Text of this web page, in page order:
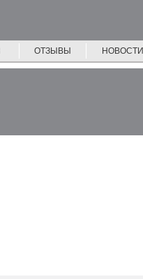
ОТЗЫВЫ НОВОСТИ